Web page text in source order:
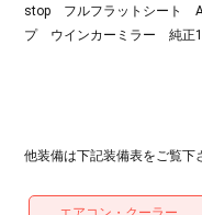
stop フルフラットシート
プ ウインカーミラー 純正
他装備は下記装備表をご覧